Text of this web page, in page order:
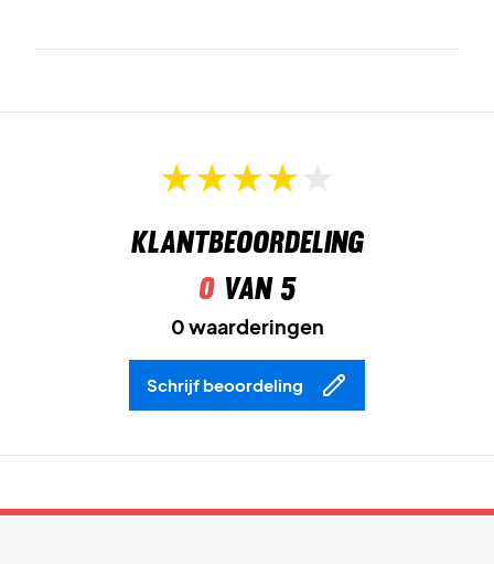
Klantbeoordeling
0van 5
0 waarderingen
Schrijf beoordeling